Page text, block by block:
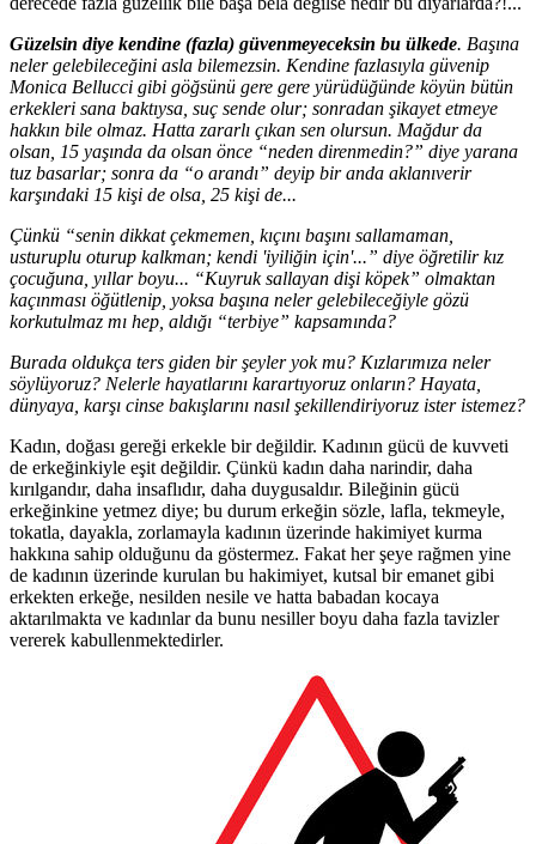
Güzelsin diye kendine (fazla) güvenmeyeceksin bu ülkede. Başına
neler gelebileceğini asla bilemezsin. Kendine fazlasıyla güvenip
Monica Bellucci gibi göğsünü gere gere yürüdüğünde köyün bütün
erkekleri sana baktıysa, suç sende olur; sonradan şikayet etmeye
hakkın bile olmaz. Hatta zararlı çıkan sen olursun. Mağdur da
olsan, 15 yaşında da olsan önce “neden direnmedin?” diye yarana
tuz basarlar; sonra da “o arandı” deyip bir anda aklanıverir
karşındaki 15 kişi de olsa, 25 kişi de...
Çünkü “senin dikkat çekmemen, kıçını başını sallamaman,
usturuplu oturup kalkman; kendi 'iyiliğin için'...” diye öğretilir kız
çocuğuna, yıllar boyu... “Kuyruk sallayan dişi köpek” olmaktan
kaçınması öğütlenip, yoksa başına neler gelebileceğiyle gözü
korkutulmaz mı hep, aldığı “terbiye” kapsamında?
Burada oldukça ters giden bir şeyler yok mu? Kızlarımıza neler
söylüyoruz? Nelerle hayatlarını karartıyoruz onların? Hayata,
dünyaya, karşı cinse bakışlarını nasıl şekillendiriyoruz ister istemez?
Kadın, doğası gereği erkekle bir değildir. Kadının gücü de kuvveti
de erkeğinkiyle eşit değildir. Çünkü kadın daha narindir, daha
kırılgandır, daha insaflıdır, daha duygusaldır. Bileğinin gücü
erkeğinkine yetmez diye; bu durum erkeğin sözle, lafla, tekmeyle,
tokatla, dayakla, zorlamayla kadının üzerinde hakimiyet kurma
hakkına sahip olduğunu da göstermez. Fakat her şeye rağmen yine
de kadının üzerinde kurulan bu hakimiyet, kutsal bir emanet gibi
erkekten erkeğe, nesilden nesile ve hatta babadan kocaya
aktarılmakta ve kadınlar da bunu nesiller boyu daha fazla tavizler
vererek kabullenmektedirler.